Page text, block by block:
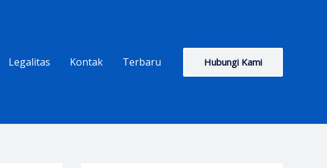
Legalitas Kontak Terbaru Hubungi Kami